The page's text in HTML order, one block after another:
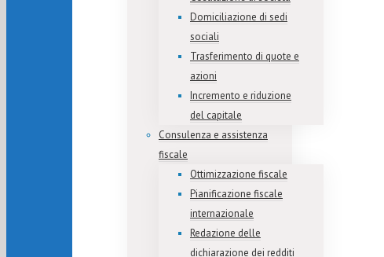
Domiciliazione di sedi
sociali
Trasferimento di quote e
azioni
Incremento e riduzione
del capitale
Consulenza e assistenza
fiscale
Ottimizzazione fiscale
Pianificazione fiscale
internazionale
Redazione delle
dichiarazione dei redditi